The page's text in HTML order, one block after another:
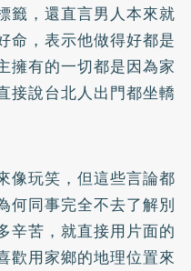
籤，還直言男人本來就
命，表示他做得好都是
擁有的一切都是因為家
接說台北人出門都坐轎
像玩笑，但這些言論都
何同事完全不去了解別
辛苦，就直接用片面的
歡用家鄉的地理位置來